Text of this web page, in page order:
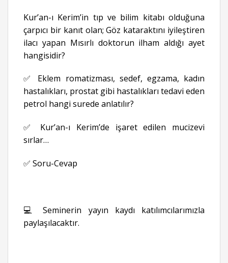
Kur’an-ı Kerim’in tıp ve bilim kitabı olduğuna
çarpıcı bir kanıt olan; Göz kataraktını iyileştiren
ilacı yapan Mısırlı doktorun ilham aldığı ayet
hangisidir?
✅ Eklem romatizması, sedef, egzama, kadın
hastalıkları, prostat gibi hastalıkları tedavi eden
petrol hangi surede anlatılır?
✅ Kur’an-ı Kerim’de işaret edilen mucizevi
sırlar…
✅ Soru-Cevap
💻 Seminerin yayın kaydı katılımcılarımızla
paylaşılacaktır.